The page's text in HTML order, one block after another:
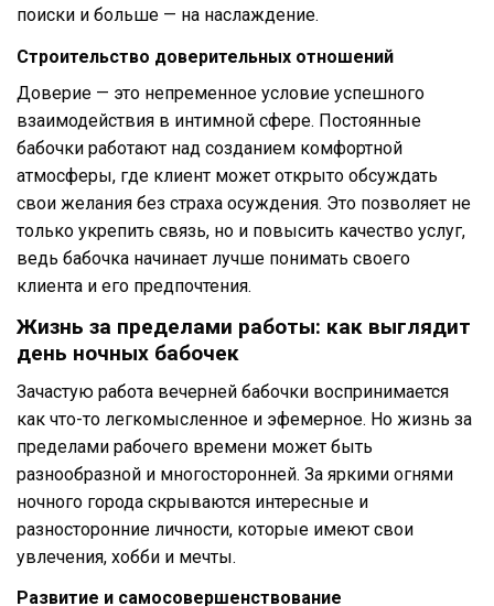
поиски и больше — на наслаждение.
Строительство доверительных отношений
Доверие — это непременное условие успешного
взаимодействия в интимной сфере. Постоянные
бабочки работают над созданием комфортной
атмосферы, где клиент может открыто обсуждать
свои желания без страха осуждения. Это позволяет не
только укрепить связь, но и повысить качество услуг,
ведь бабочка начинает лучше понимать своего
клиента и его предпочтения.
Жизнь за пределами работы: как выглядит
день ночных бабочек
Зачастую работа вечерней бабочки воспринимается
как что-то легкомысленное и эфемерное. Но жизнь за
пределами рабочего времени может быть
разнообразной и многосторонней. За яркими огнями
ночного города скрываются интересные и
разносторонние личности, которые имеют свои
увлечения, хобби и мечты.
Развитие и самосовершенствование